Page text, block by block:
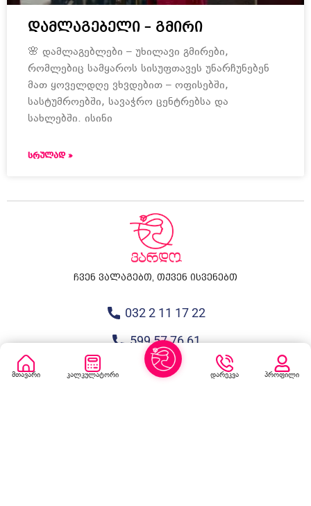
დამლაგებელი – გმირი
🌸 დამლაგებლები – უხილავი გმირები,
რომლებიც სამყაროს სისუფთავეს უნარჩუნებენ
მათ ყოველდღე ვხვდებით – ოფისებში,
სასტუმროებში, სავაჭრო ცენტრებსა და
სახლებში. ისინი
ᲡᲠᲣᲚᲐᲓ »
ჩვენ ვალაგებთ, თქვენ ისვენებთ
032 2 11 17 22
599 57 76 61
info@vardocleaner.ge
მთავარი კალკულატორი დარეკვა პროფილი